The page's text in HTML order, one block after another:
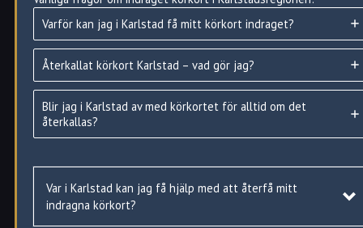
Hur du i Karlstad kan få tillbaka ditt indragna körkort
Om du i Karlstad har gjort någon lättare förseelser, såsom t.ex
rödljuskörning, får du tillbaka körkortet utan ytterligare
prövning.
Såvida du inte haft prövotid på körkortet (inom 2 år från
utfärdande). Då måste du göra ett körkortsprov igen.
Likaså om du ej haft prövotid men haft körkortet indraget i mer
Har ditt körkort blivit återkallat på grund av medicinska skäl så
måste du skicka in ett läkarintyg samt ny ansökan om
körkortstillstånd för att sedan få köra igen.
Varför kan jag i Karlstad få mitt körkort indraget?
Återkallat körkort Karlstad – vad gör jag?
Blir jag i Karlstad av med körkortet för alltid om det
återkallas?
Var i Karlstad kan jag få hjälp med att återfå mitt
indragna körkort?